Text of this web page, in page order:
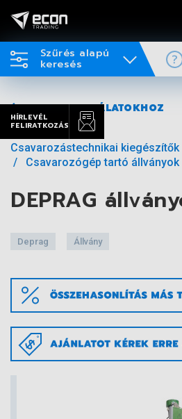
Szűrés alapú
keresés
HÍRLEVÉL
FELIRATKOZÁS
VISSZA A TALÁLATOKHOZ
Csavarozástechnikai kiegészítők
Csavarozógép tartó állványok
DEPRAG
Deprag Állvány